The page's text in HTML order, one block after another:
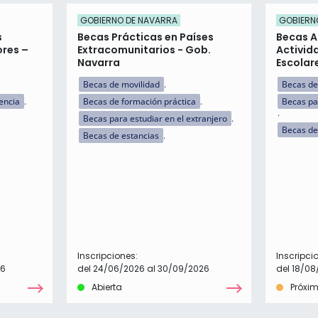
–
GOBIERNO DE NAVARRA
Becas Prácticas en Países
Extracomunitarios - Gob.
Navarra
Becas de movilidad
Becas de formación práctica
Becas para estudiar en el extranjero
Becas de estancias
Inscripciones:
del 24/06/2026 al 30/09/2026
Abierta
Becas
Becas
Becas
Becas
del 18/